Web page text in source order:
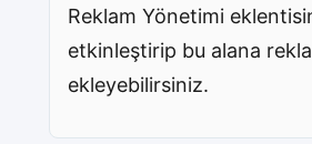
Reklam Yönetimi
etkinleştirip bu alana
ekleyebilirsiniz.